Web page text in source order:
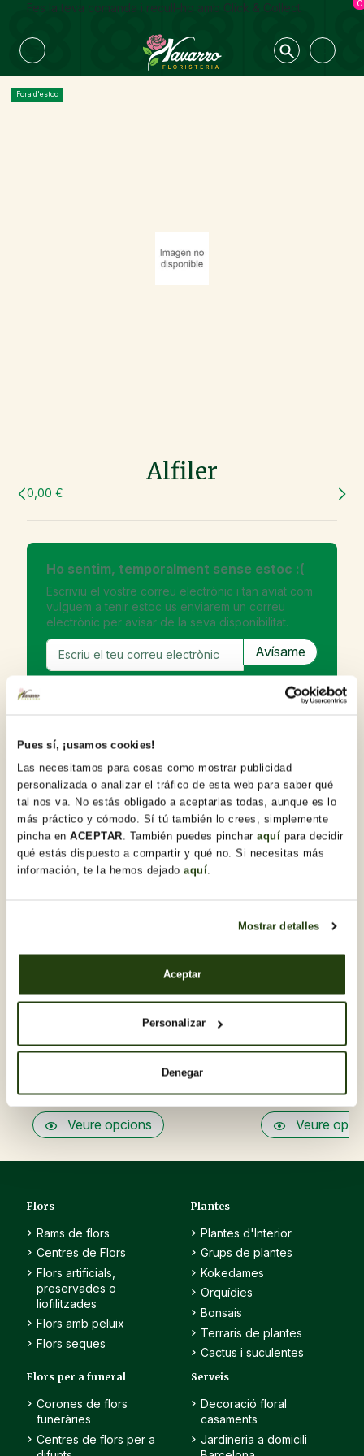
Pues sí, ¡usamos cookies!
Las necesitamos para cosas como mostrar publicidad
personalizada o analizar el tráfico de esta web para saber qué
tal nos va. No estás obligado a aceptarlas todas, aunque es lo
más práctico y cómodo. Sí tú también lo crees, simplemente
pincha enACEPTAR. También puedes pincharaquí para decidir
qué estás dispuesto a compartir y qué no. Si necesitas más
información, te la hemos dejadoaquí.
Mostrar detalles
Aceptar
Personalizar
Denegar
Fes la teva comanda i recull-ho amb Click & Collect 0
Fora d'estoc
Alfiler
0,00 €
Ho sentim, temporalment sense estoc :(
Escriviu el vostre correu electrònic i tan aviat com
vulguem a tenir estoc us enviarem un correu
electrònic per avisar de la seva disponibilitat.
Inscriu-me a la Newsletter per no perdre'm les
Descobreix-ne d'altres Dia de
rams
Pack decoració palma
Veure opcions
Pack decoració
Veure
Flors
Rams de flors
Centres de Flors
Flors artificials,
preservades o
liofilitzades
Flors amb peluix
Flors seques
Plantes
Plantes d'Interior
Grups de plantes
Kokedames
Orquídies
Bonsais
Terraris de plantes
Cactus i suculentes
Flors per a funeral
Corones de flors
funeràries
Centres de flors per a
Serveis
Decoració floral
casaments
Jardineria a domicili